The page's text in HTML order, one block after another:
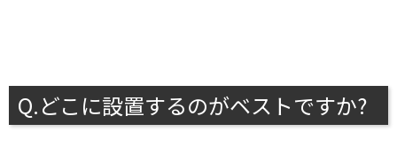
Q.どこに設置するのがベストですか?